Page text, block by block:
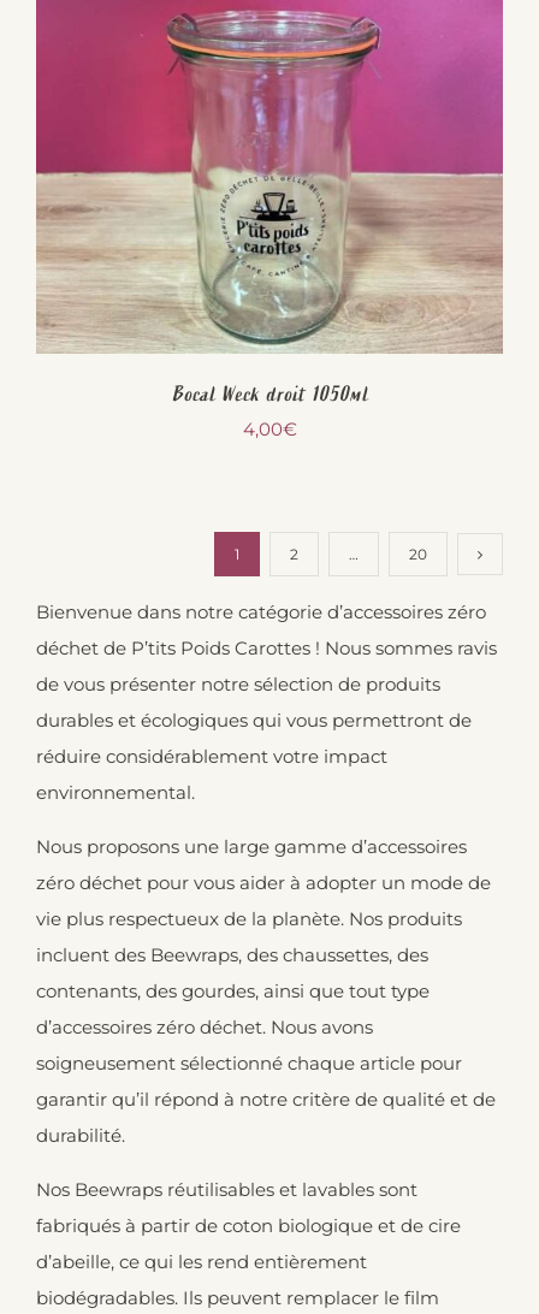
Bocal Weck droit 1050ml
4,00€
1 2 … 20
Bienvenue dans notre catégorie d’accessoires zéro
déchet de P’tits Poids Carottes ! Nous sommes ravis
de vous présenter notre sélection de produits
durables et écologiques qui vous permettront de
réduire considérablement votre impact
environnemental.
Nous proposons une large gamme d’accessoires
zéro déchet pour vous aider à adopter un mode de
vie plus respectueux de la planète. Nos produits
incluent des Beewraps, des chaussettes, des
contenants, des gourdes, ainsi que tout type
d’accessoires zéro déchet. Nous avons
soigneusement sélectionné chaque article pour
garantir qu’il répond à notre critère de qualité et de
durabilité.
Nos Beewraps réutilisables et lavables sont
fabriqués à partir de coton biologique et de cire
d’abeille, ce qui les rend entièrement
biodégradables. Ils peuvent remplacer le film